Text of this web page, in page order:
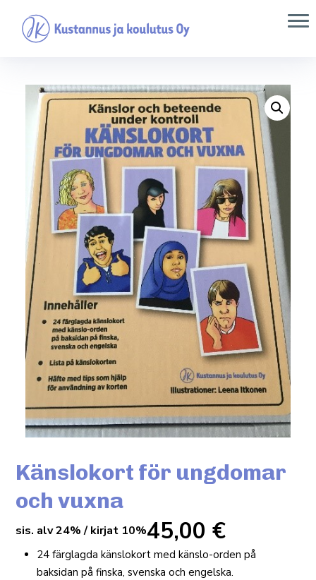
Känslokort för ungdomar
och vuxna
45,00€
sis. alv 24% / kirjat 10%
24 färglagda känslokort med känslo-orden på
baksidan på finska, svenska och engelska.